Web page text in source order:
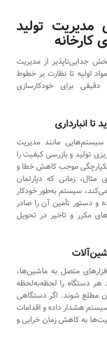
مدیریت تولید
کارخانه
جدایی‌ناپذیر از مدیریت
اولیه تا نظارت بر خطوط
دقیقی برای خودکارسازی
تا انبارداری
سیستم‌هایی مانند مدیریت
تولید و بازرسی کیفیت را
موجب کاهش خطا و
مثال، زمانی که دپارتمان
سیستم به‌طور خودکار
و دستور تأمین آن را صادر
مکرر و تاخیر در تحویل
متصل به ماشین‌ها،
هر دستگاه را لحظه‌به‌لحظه
مطلع شوند. اگر دستگاهی
هشدار داده و اقدامات
به کاهش زمان خرابی و